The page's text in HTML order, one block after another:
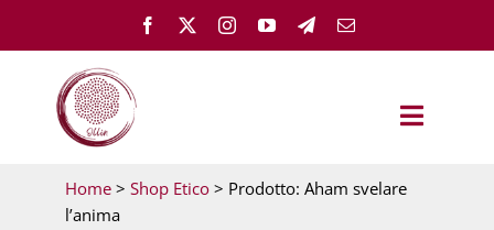
al
contenuto
Toggle
OLLÌN
Home >Shop Etico > Prodotto: Aham svelare
l’anima